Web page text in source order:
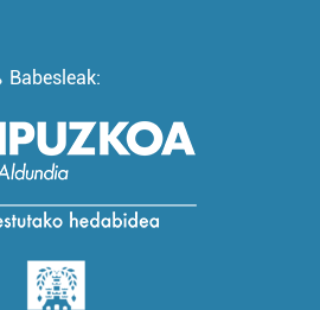
Babesleak: